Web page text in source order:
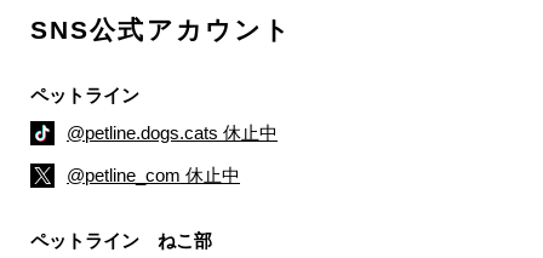
SNS公式アカウント
ペットライン
@petline.dogs.cats 休止中
@petline_com 休止中
ペットライン ねこ部